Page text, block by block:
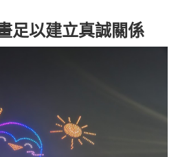
足以建立真誠關係